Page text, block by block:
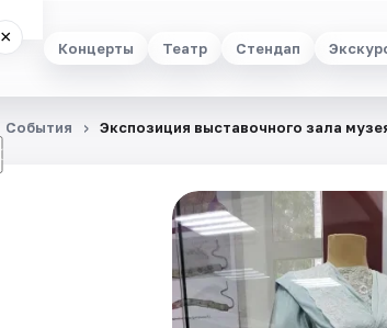
Концерты Театр Стендап
×
☾
События Экспозиция выставочного зала